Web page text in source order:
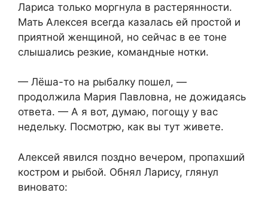
Лариса только моргнула в растерянности.
Мать Алексея всегда казалась ей простой и
приятной женщиной, но сейчас в ее тоне
слышались резкие, командные нотки.
— Лёша-то на рыбалку пошел, —
продолжила Мария Павловна, не дожидаясь
ответа. — А я вот, думаю, погощу у вас
недельку. Посмотрю, как вы тут живете.
Алексей явился поздно вечером, пропахший
костром и рыбой. Обнял Ларису, глянул
виновато: